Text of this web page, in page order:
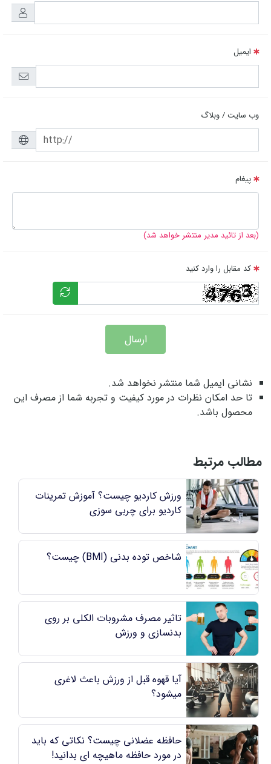
ایمیل
وب سایت / وبلاگ
پیغام
(بعد از تائید مدیر منتشر خواهد شد)
کد مقابل را وارد کنید
ارسال
نشانی ایمیل شما منتشر نخواهد شد.
تا حد امکان نظرات در مورد کیفیت و تجربه شما از مصرف این
محصول باشد.
مطالب مرتبط
ورزش کاردیو چیست؟ آموزش تمرینات
کاردیو برای چربی سوزی
شاخص توده بدنی (BMI) چیست؟
تاثیر مصرف مشروبات الکلی بر روی
بدنسازی و ورزش
آیا قهوه قبل از ورزش باعث لاغری
میشود؟
حافظه عضلانی چیست؟ نکاتی که باید
در مورد حافظه ماهیچه ای بدانید!